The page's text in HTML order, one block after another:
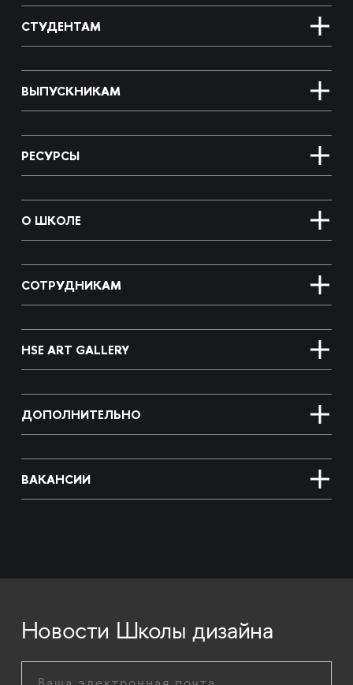
СТУДЕНТАМ
ВЫПУСКНИКАМ
РЕСУРСЫ
О ШКОЛЕ
СОТРУДНИКАМ
HSE ART GALLERY
ДОПОЛНИТЕЛЬНО
ВАКАНСИИ
Новости Школы дизайна